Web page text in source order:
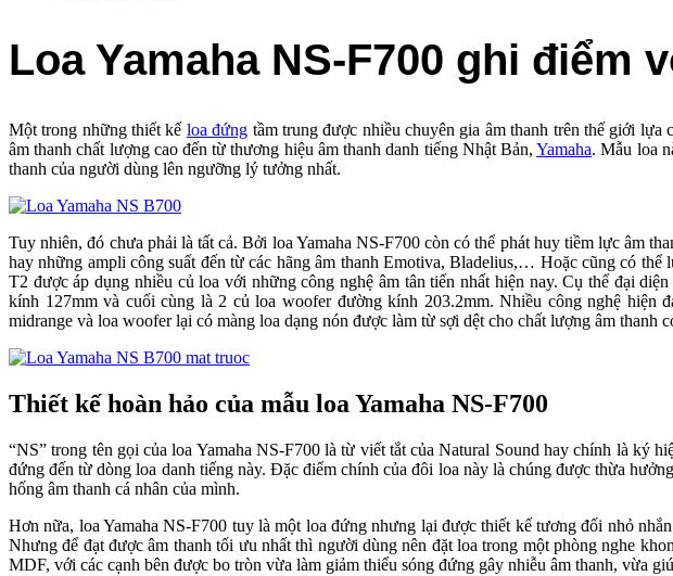
Loa Yamaha NS-F700 ghi
Một trong những thiết kế loa đứng tầm trung được nhiều chuyên gia âm thanh trên thế giới
âm thanh chất lượng cao đến từ thương hiệu âm thanh danh tiếng Nhật Bản,Yamaha. Mẫu loa
thanh của người dùng lên ngưỡng lý tưởng nhất.
Tuy nhiên, đó chưa phải là tất cả. Bởi loa Yamaha NS-F700 còn có thể phát huy tiềm lực âm
hay những ampli công suất đến từ các hãng âm thanh Emotiva, Bladelius,… Hoặc cũng có
T2 được áp dụng nhiều củ loa với những công nghệ âm tân tiến nhất hiện nay. Cụ thể đại
kính 127mm và cuối cùng là 2 củ loa woofer đường kính 203.2mm. Nhiều công nghệ
midrange và loa woofer lại có màng loa dạng nón được làm từ sợi dệt cho chất lượng âm
Thiết kế hoàn hảo của mẫu loa Yamaha NS-F700
“NS” trong tên gọi của loa Yamaha NS-F700 là từ viết tắt của Natural Sound hay chính là ký
đứng đến từ dòng loa danh tiếng này. Đặc điểm chính của đôi loa này là chúng được thừa
hống âm thanh cá nhân của mình.
Hơn nữa, loa Yamaha NS-F700 tuy là một loa đứng nhưng lại được thiết kế tương đối nhỏ
Nhưng để đạt được âm thanh tối ưu nhất thì người dùng nên đặt loa trong một phòng nghe
MDF, với các cạnh bên được bo tròn vừa làm giảm thiểu sóng đứng gây nhiễu âm thanh, vừa